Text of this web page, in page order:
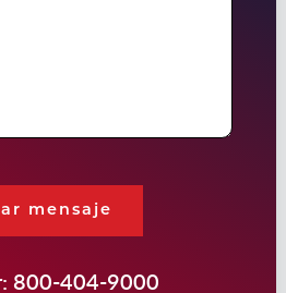
mensaje
800-404-9000